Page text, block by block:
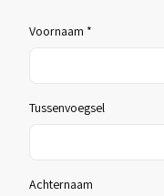
Voornaam *
Tussenvoegsel
Achternaam